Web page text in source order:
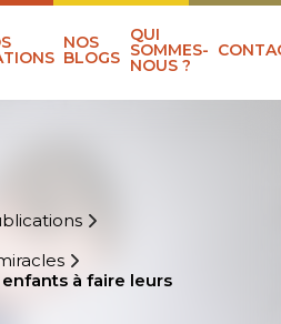
NOS
BLOGS
QUI
SOMMES-
NOUS ?
à faire leurs